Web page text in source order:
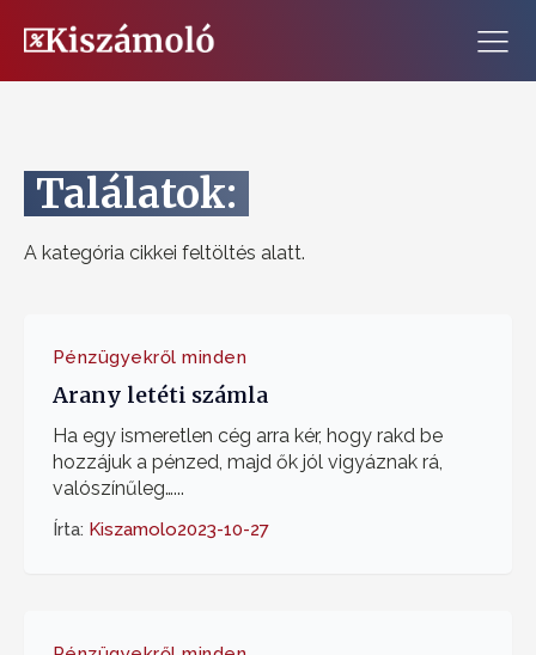
Találatok:
A kategória cikkei feltöltés alatt.
Pénzügyekről minden
Arany letéti számla
Ha egy ismeretlen cég arra kér, hogy rakd be
hozzájuk a pénzed, majd ők jól vigyáznak rá,
valószínűleg…...
Írta: Kiszamolo2023-10-27